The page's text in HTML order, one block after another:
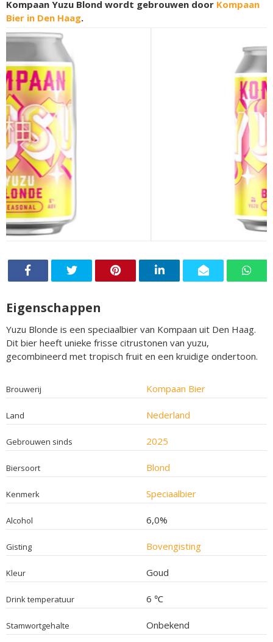
Kompaan Yuzu Blond wordt gebrouwen door Kompaan
Bier in Den Haag.
Eigenschappen
Yuzu Blonde is een speciaalbier van Kompaan uit Den Haag.
Dit bier heeft unieke frisse citrustonen van yuzu,
gecombineerd met tropisch fruit en een kruidige ondertoon.
Brouwerij Kompaan Bier
Land Nederland
Gebrouwen sinds 2025
Biersoort Blond
Kenmerk Speciaalbier
Alcohol 6,0%
Gisting Bovengisting
Kleur Goud
Drink temperatuur 6 ℃
Stamwortgehalte Onbekend